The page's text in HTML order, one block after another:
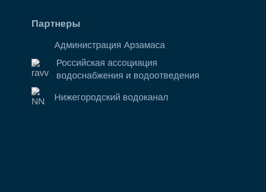
Партнеры
Администрация Арзамаса
Российская ассоциация
водоснабжения и водоотведения
Нижегородский водоканал